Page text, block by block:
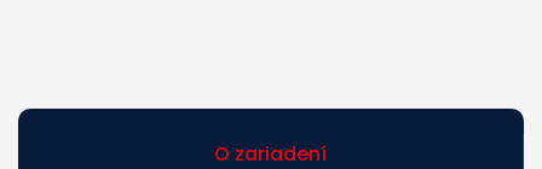
O zariadení